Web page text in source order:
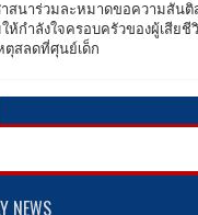
สนาร่วมละหมาดขอความสันติ
ห้กำลังใจครอบครัวของผู้เสียชี
ตุสลดที่ศุนย์เด็ก
NEWS